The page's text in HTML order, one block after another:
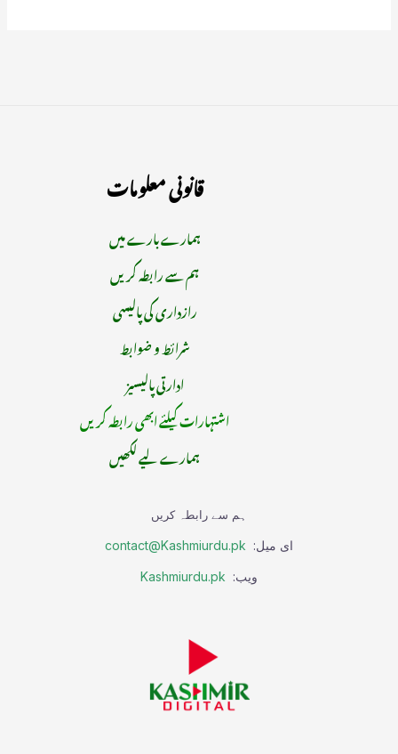
قانونی معلومات
ہمارے بارے میں
ہم سے رابطہ کریں
رازداری کی پالیسی
شرائط و ضوابط
ادارتی پالیسیز
اشتہارات کیلئے ابھی رابطہ کریں
ہمارے لیے لکھیں
ہم سے رابطہ کریں
ای میل: contact@Kashmiurdu.pk
ویب: Kashmiurdu.pk